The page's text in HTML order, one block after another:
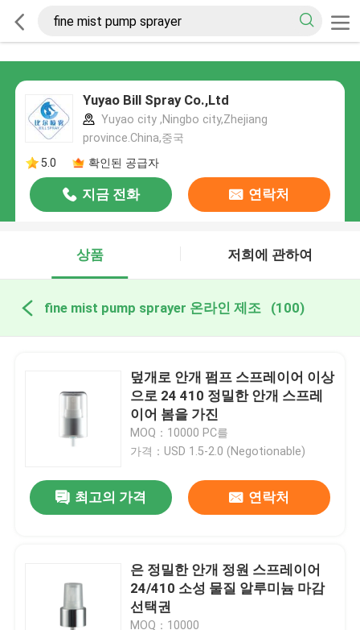
Yuyao Bill Spray Co.,Ltd
Yuyao city ,Ningbo city,Zhejiang
province.China,중국
5.0
확인된 공급자
지금 전화 연락처
상품 저희에 관하여
fine mist pump sprayer 온라인 제조 (100)
덮개로 안개 펌프 스프레이어 이상
으로 24 410 정밀한 안개 스프레
이어 봄을 가진
MOQ：10000 PC를
가격：USD 1.5-2.0 (Negotionable)
최고의 가격 연락처
은 정밀한 안개 정원 스프레이어
24/410 소성 물질 알루미늄 마감
선택권
MOQ：10000